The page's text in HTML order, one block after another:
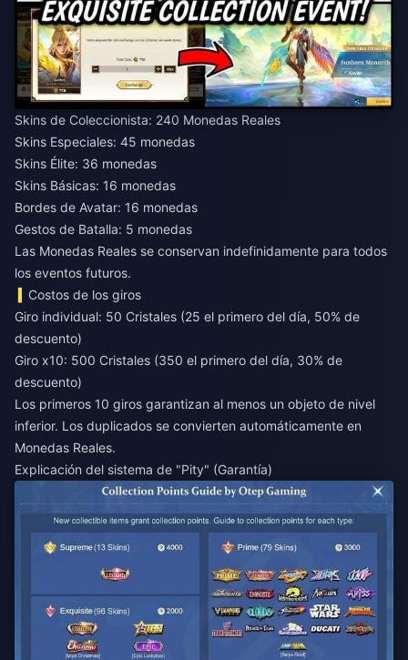
Skins de Coleccionista: 240 Monedas Reales
Skins Especiales: 45 monedas
Skins Élite: 36 monedas
Skins Básicas: 16 monedas
Bordes de Avatar: 16 monedas
Gestos de Batalla: 5 monedas
Las Monedas Reales se conservan indefinidamente para todos
los eventos futuros.
Costos de los giros
Giro individual: 50 Cristales (25 el primero del día, 50% de
descuento)
Giro x10: 500 Cristales (350 el primero del día, 30% de
descuento)
Los primeros 10 giros garantizan al menos un objeto de nivel
inferior. Los duplicados se convierten automáticamente en
Monedas Reales.
Explicación del sistema de "Pity" (Garantía)